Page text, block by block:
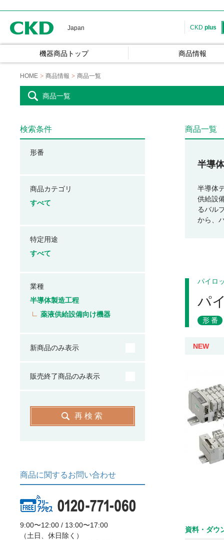
Japan CKD plus
機器商品トップ 商品情報
HOME 商品情報 商品一覧
商品一覧
商品一覧
半導
半導体
供給設
るバル
から、
パイロ
パ
形番
NEW
資料・ダウ
検索条件
形番
商品カテゴリ
すべて
特定用途
すべて
業種
半導体製造工程
薬液供給設備向け機器
新商品のみ表示
販売終了商品のみ表示
再検索
商品に関するお問い合わせ
9:00〜12:00 / 13:00〜17:00
（土日、休日除く）